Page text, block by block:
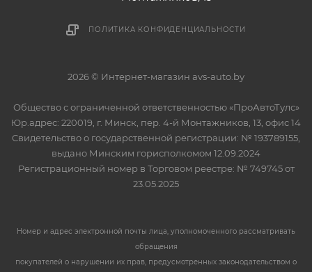
ПОЛИТИКА КОНФИДЕНЦИАЛЬНОСТИ
2026 © Интернет-магазин avs-auto.by
Общество с ограниченной ответственностью «ПроАвтоТулс»
Юр.адрес: 220019, г. Минск, пер. 4-й Монтажников, 13, офис 14
Свидетельство о государственной регистрации: № 193789155,
выдано Минским горисполкомом 12.09.2024
Регистрационный номер в Торговом реестре: № 749745 от
23.05.2025
Номер и адрес электронной почты лица, уполномоченного рассматривать
обращения
покупателей о нарушении их прав, предусмотренных законодательством о